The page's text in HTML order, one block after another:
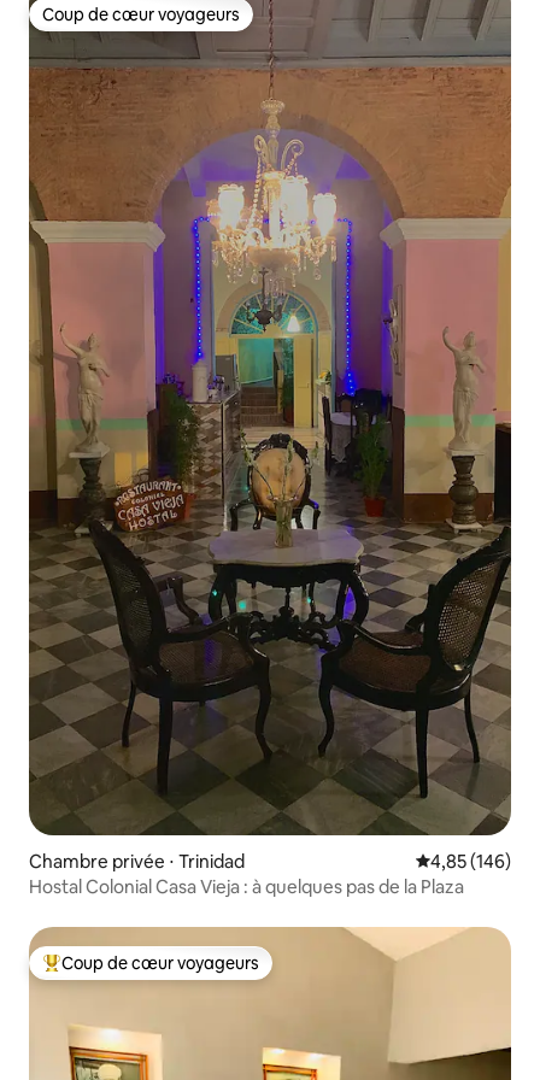
Coup de cœur voyageurs
Coup de cœur voyageurs
Chambre privée ⋅ Trinidad Évaluation
4,85 (146)
Hostal Colonial Casa Vieja : à quelques pas de la Plaza
Coups de cœur voyageurs les plus appréciés
Coup de cœur voyageurs